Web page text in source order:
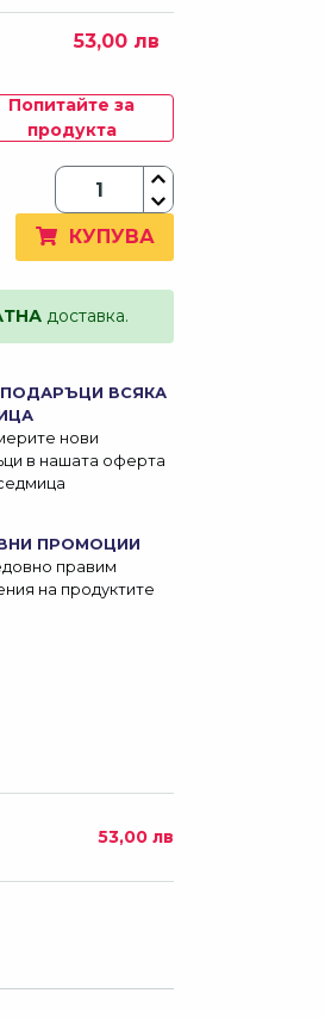
53,00 лв
Попитайте за
продукта
КУПУВА
доставка.
ВСЯКА
нови
в нашата оферта
ПРОМОЦИИ
правим
на продуктите
53,00 лв